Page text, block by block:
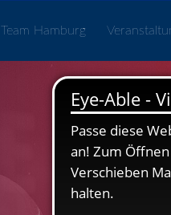
Team Hamburg